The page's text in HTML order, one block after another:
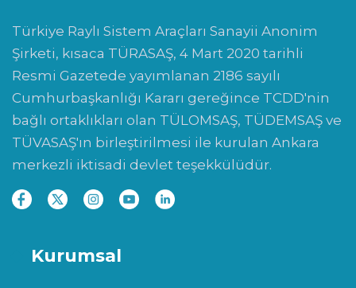
Türkiye Raylı Sistem Araçları Sanayii Anonim
Şirketi, kısaca TÜRASAŞ, 4 Mart 2020 tarihli
Resmi Gazetede yayımlanan 2186 sayılı
Cumhurbaşkanlığı Kararı gereğince TCDD'nin
bağlı ortaklıkları olan TÜLOMSAŞ, TÜDEMSAŞ ve
TÜVASAŞ'ın birleştirilmesi ile kurulan Ankara
merkezli iktisadi devlet teşekkülüdür.
Kurumsal